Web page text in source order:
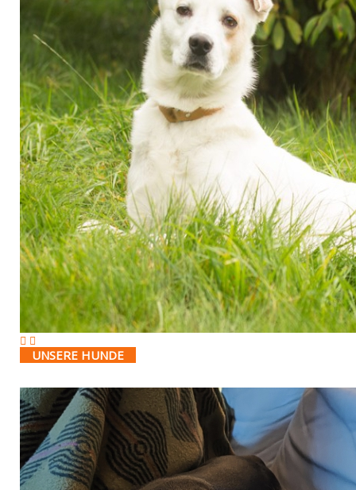
UNSERE HUNDE